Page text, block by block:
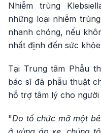
Nhiễm trùng
những loại nhiễm
nhanh chóng, nếu
nhất định đến sức
Tại Trung tâm Phẫu
bác sĩ đã phẫu thuật
hỗ trợ tâm lý cho người
"Do tổ chức mỡ một